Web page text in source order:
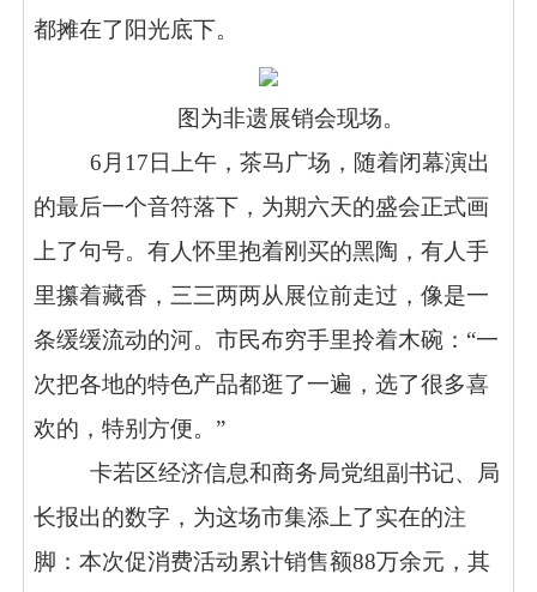
都摊在了阳光底下。
图为非遗展销会现场。
6月17日上午，茶马广场，随着闭幕演出
的最后一个音符落下，为期六天的盛会正式画
上了句号。有人怀里抱着刚买的黑陶，有人手
里攥着藏香，三三两两从展位前走过，像是一
条缓缓流动的河。市民布穷手里拎着木碗：“一
次把各地的特色产品都逛了一遍，选了很多喜
欢的，特别方便。”
卡若区经济信息和商务局党组副书记、局
长报出的数字，为这场市集添上了实在的注
脚：本次促消费活动累计销售额88万余元，其